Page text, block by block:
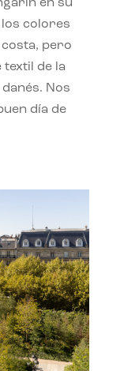
en su
los colores
pero
de la
Nos
día de